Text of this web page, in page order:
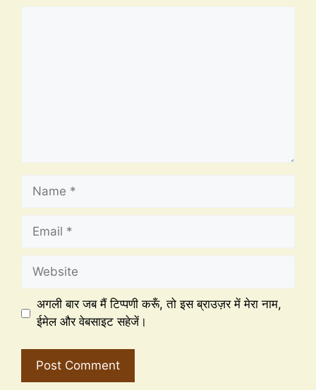
अगली बार जब मैं टिप्पणी करूँ, तो इस ब्राउज़र में मेरा नाम,
ईमेल और वेबसाइट सहेजें।